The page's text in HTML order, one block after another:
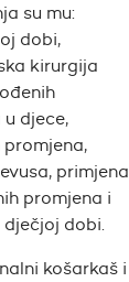
su mu:
dobi,
kirurgija
djece,
primjena
promjena i
dobi.
košarkaš i